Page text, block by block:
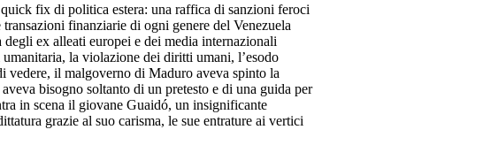
fix di politica estera: una raffica di sanzioni feroci
finanziarie di ogni genere del Venezuela
ex alleati europei e dei media internazionali
la violazione dei diritti umani, l’esodo
vedere, il malgoverno di Maduro aveva spinto la
bisogno soltanto di un pretesto e di una guida per
in scena il giovane Guaidó, un insignificante
grazie al suo carisma, le sue entrature ai vertici